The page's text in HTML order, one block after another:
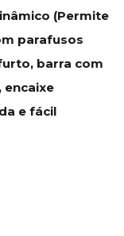
(Permite
parafusos
barra com
encaixe
e fácil